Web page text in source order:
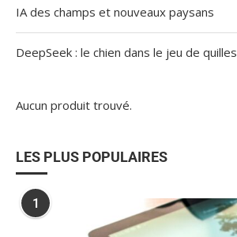
IA des champs et nouveaux paysans
DeepSeek : le chien dans le jeu de quilles
Aucun produit trouvé.
LES PLUS POPULAIRES
1